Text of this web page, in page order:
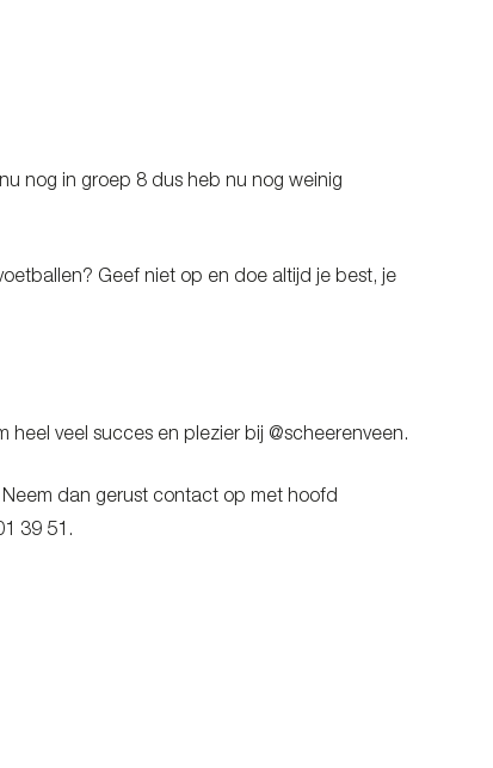
nog in groep 8 dus heb nu nog weinig
Geef niet op en doe altijd je best, je
veel succes en plezier bij @scheerenveen.
dan gerust contact op met hoofd
39 51.